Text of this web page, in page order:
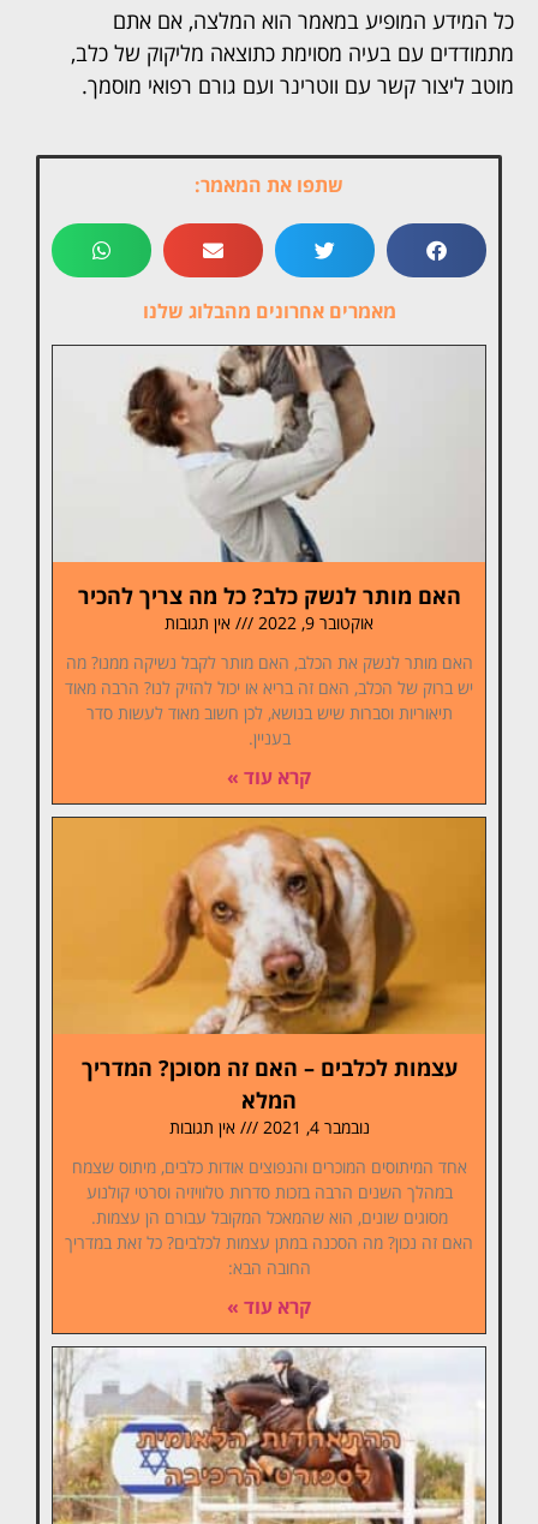
כל המידע המופיע במאמר הוא המלצה, אם אתם
מתמודדים עם בעיה מסוימת כתוצאה מליקוק של כלב,
מוטב ליצור קשר עם ווטרינר ועם גורם רפואי מוסמך.
שתפו את המאמר:
מאמרים אחרונים מהבלוג שלנו
האם מותר לנשק כלב? כל מה צריך להכיר
אוקטובר 9, 2022
אין תגובות
האם מותר לנשק את הכלב, האם מותר לקבל נשיקה ממנו? מה
יש ברוק של הכלב, האם זה בריא או יכול להזיק לנו? הרבה מאוד
תיאוריות וסברות שיש בנושא, לכן חשוב מאוד לעשות סדר
בעניין.
קרא עוד »
עצמות לכלבים – האם זה מסוכן? המדריך
המלא
נובמבר 4, 2021
אין תגובות
אחד המיתוסים המוכרים והנפוצים אודות כלבים, מיתוס שצמח
במהלך השנים הרבה בזכות סדרות טלוויזיה וסרטי קולנוע
מסוגים שונים, הוא שהמאכל המקובל עבורם הן עצמות.
האם זה נכון? מה הסכנה במתן עצמות לכלבים? כל זאת במדריך
החובה הבא:
קרא עוד »